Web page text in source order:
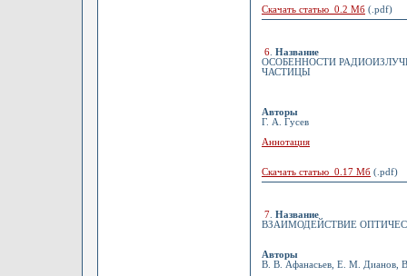
Скачать статью 0.2 Мб (.pdf)
6 Название
ОСОБЕННОСТИ
ЧАСТИЦЫ
Авторы
Г. А. Гусев
Аннотация
Скачать статью 0.17 Мб (.pdf)
7 Название
ВЗАИМОДЕЙСТВИЕ
Авторы
В. В. Афанасьев, Е. М. Дианов,